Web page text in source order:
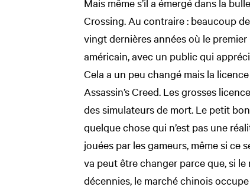
Crossing. Au contraire : beaucoup
vingt dernières années où le
américain, avec un public qui
Cela a un peu changé mais la
Assassin’s Creed. Les grosses
des simulateurs de mort. Le petit
quelque chose qui n’est pas une
jouées par les gameurs, même si ce
va peut être changer parce que, si
décennies, le marché chinois